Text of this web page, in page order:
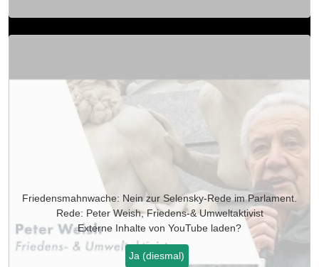
Friedensmahnwache: Nein zur Selensky-Rede im Parlament.
Rede: Peter Weish, Friedens-& Umweltaktivist
Externe Inhalte von YouTube laden?
Ja (diesmal)